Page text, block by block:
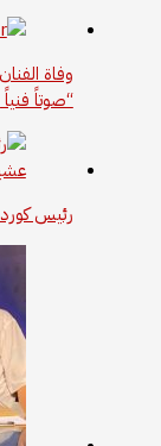
وفاة
“صوتاً
رئيس